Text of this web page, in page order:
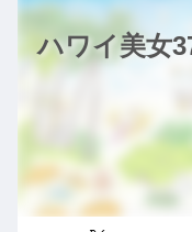
ハワイ美女